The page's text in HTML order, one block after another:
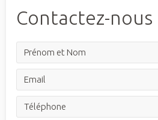
Contactez-nous